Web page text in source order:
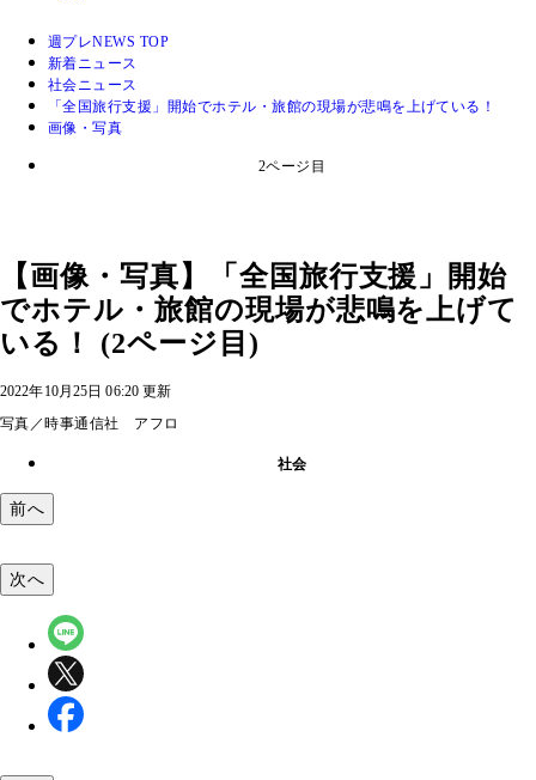
週プレNEWS TOP
新着ニュース
社会ニュース
「全国旅行支援」開始でホテル・旅館の現場が悲鳴を上げている！
画像・写真
2ページ目
【画像・写真】「全国旅行支援」開始
でホテル・旅館の現場が悲鳴を上げて
いる！ (2ページ目)
2022年10月25日 06:20 更新
写真／時事通信社 アフロ
社会
前へ
次へ